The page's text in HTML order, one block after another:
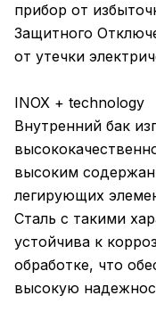
прибор от
Защитного
от утечки
INOX + technology
Внутренний бак
высоким
легирующих
Сталь с такими
устойчива к
обработке, что
высокую